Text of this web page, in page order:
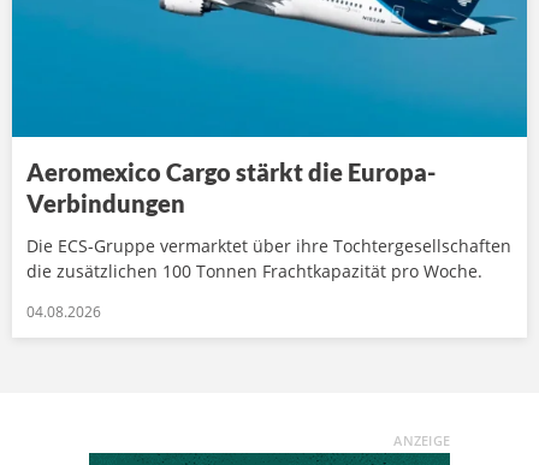
Aeromexico Cargo stärkt die Europa-
Verbindungen
Die ECS-Gruppe vermarktet über ihre Tochtergesellschaften
die zusätzlichen 100 Tonnen Frachtkapazität pro Woche.
04.08.2026
ANZEIGE